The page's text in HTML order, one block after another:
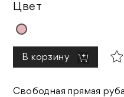
Цвет
В корзину
Свободная прямая